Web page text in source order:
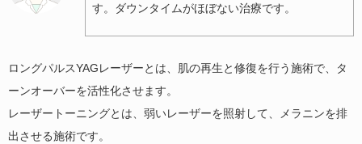
す。ダウンタイムがほぼない治療です。
ロングパルスYAGレーザーとは、肌の再生と修復を行う施術で、タ
ーンオーバーを活性化させます。
レーザートーニングとは、弱いレーザーを照射して、メラニンを排
出させる施術です。